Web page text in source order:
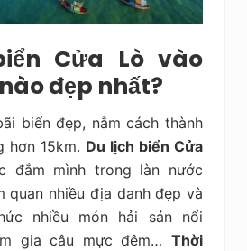
Cửa Lò vào
đẹp nhất?
biển đẹp, nằm cách thành
hơn 15km. Du lịch biển Cửa
đắm mình trong làn nước
quan nhiều địa danh đẹp và
nhiều món hải sản nổi
gia câu mực đêm… Thời